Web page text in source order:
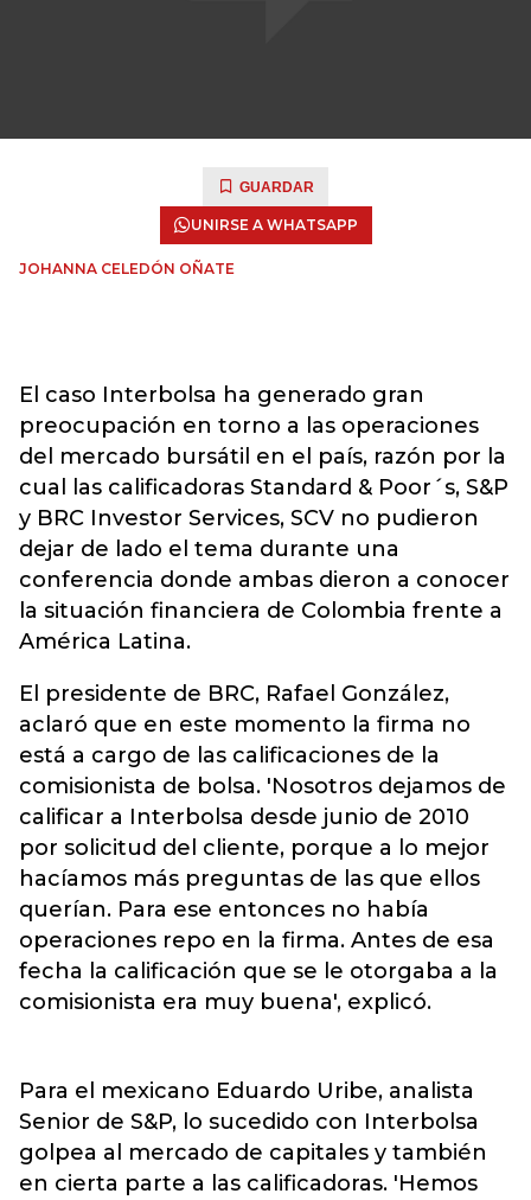
GUARDAR
UNIRSE A WHATSAPP
JOHANNA CELEDÓN OÑATE
El caso Interbolsa ha generado gran
preocupación en torno a las operaciones
del mercado bursátil en el país, razón por la
cual las calificadoras Standard & Poor´s, S&P
y BRC Investor Services, SCV no pudieron
dejar de lado el tema durante una
conferencia donde ambas dieron a conocer
la situación financiera de Colombia frente a
América Latina.
El presidente de BRC, Rafael González,
aclaró que en este momento la firma no
está a cargo de las calificaciones de la
comisionista de bolsa. 'Nosotros dejamos de
calificar a Interbolsa desde junio de 2010
por solicitud del cliente, porque a lo mejor
hacíamos más preguntas de las que ellos
querían. Para ese entonces no había
operaciones repo en la firma. Antes de esa
fecha la calificación que se le otorgaba a la
comisionista era muy buena', explicó.
Para el mexicano Eduardo Uribe, analista
Senior de S&P, lo sucedido con Interbolsa
golpea al mercado de capitales y también
en cierta parte a las calificadoras. 'Hemos